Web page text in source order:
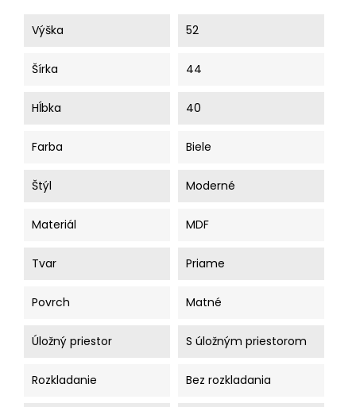
Výška 52
Šírka 44
Hĺbka 40
Farba Biele
Štýl Moderné
Materiál MDF
Tvar Priame
Povrch Matné
Úložný priestor S úložným priestorom
Rozkladanie Bez rozkladania